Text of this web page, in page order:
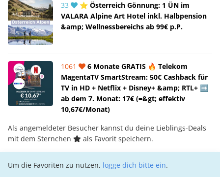
33
⭐ Österreich Gönnung: 1 ÜN im
VALARA Alpine Art Hotel inkl. Halbpension
&amp; Wellnessbereichs ab 99€ p.P.
1061
6 Monate GRATIS 🔥 Telekom
MagentaTV SmartStream: 50€ Cashback für
TV in HD + Netflix + Disney+ &amp; RTL+ ➡️
ab dem 7. Monat: 17€ (=&gt; effektiv
10,67€/Monat)
Als angemeldeter Besucher kannst du deine Lieblings-Deals
mit dem Sternchen
als Favorit speichern.
Um die Favoriten zu nutzen, logge dich bitte ein.